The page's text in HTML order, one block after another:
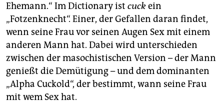
Ehemann.“ Im Dictionary ist cuckein
„Fotzenknecht“. Einer, der Gefallen daran findet,
wenn seine Frau vor seinen Augen Sex mit einem
anderen Mann hat. Dabei wird unterschieden
zwischen der masochistischen Version – der Mann
genießt die Demütigung – und dem dominanten
„Alpha Cuckold“, der bestimmt, wann seine Frau
mit wem Sex hat.